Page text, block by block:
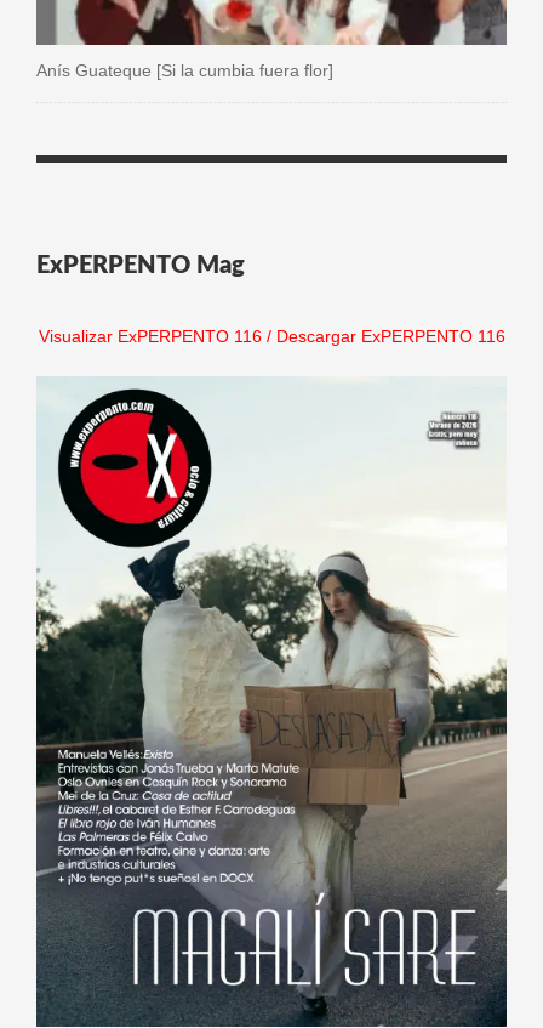
Anís Guateque [Si la cumbia fuera flor]
ExPERPENTO Mag
Visualizar ExPERPENTO 116/ Descargar ExPERPENTO 116